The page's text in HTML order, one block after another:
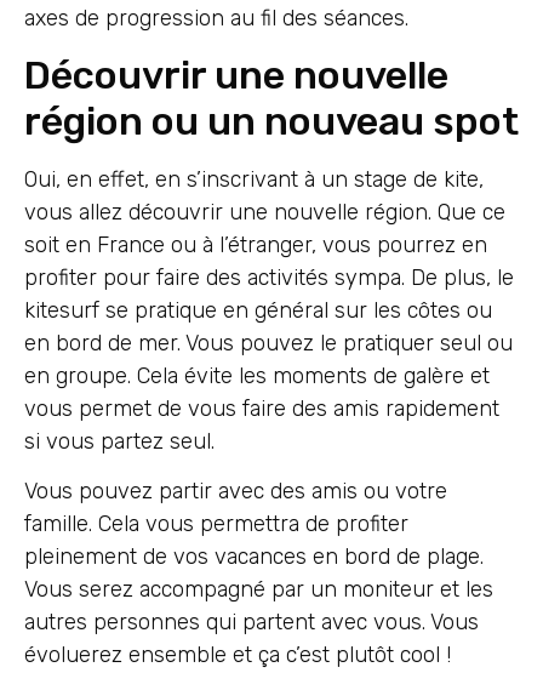
axes de progression au fil des séances.
Découvrir une nouvelle
région ou un nouveau spot
Oui, en effet, en s’inscrivant à un stage de kite,
vous allez découvrir une nouvelle région. Que ce
soit en France ou à l’étranger, vous pourrez en
profiter pour faire des activités sympa. De plus, le
kitesurf se pratique en général sur les côtes ou
en bord de mer. Vous pouvez le pratiquer seul ou
en groupe. Cela évite les moments de galère et
vous permet de vous faire des amis rapidement
si vous partez seul.
Vous pouvez partir avec des amis ou votre
famille. Cela vous permettra de profiter
pleinement de vos vacances en bord de plage.
Vous serez accompagné par un moniteur et les
autres personnes qui partent avec vous. Vous
évoluerez ensemble et ça c’est plutôt cool !